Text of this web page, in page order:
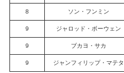
8 ソン・フンミン
9 ジャロッド・ボーウェン
9 ブカヨ・サカ
9 ジャンフィリップ・マテタ